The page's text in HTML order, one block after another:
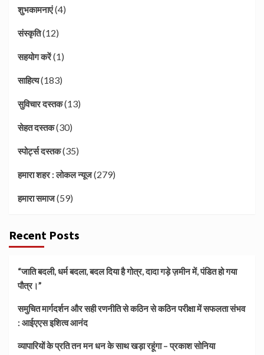
शुभकामनाएं(4)
संस्कृति(12)
सहयोग करें(1)
साहित्य(183)
सुविचार दस्तक(13)
सेहत दस्तक(30)
स्पोर्ट्स दस्तक(35)
हमारा शहर : लोकल न्यूज(279)
हमारा समाज(59)
Recent Posts
“जाति बदली, धर्म बदला, बदल दिया है गोत्र, दादा गड़े ज़मीन में, पंडित हो गया
पौत्र।”
समुचित मार्गदर्शन और सही रणनीति से कठिन से कठिन परीक्षा में सफलता संभव
: आईएएस इशित्व आनंद
व्यापारियों के प्रति तन मन धन के साथ खड़ा रहूंगा – प्रकाश सोनिया